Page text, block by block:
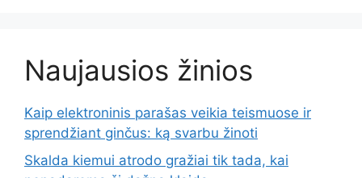
Naujausios žinios
Kaip elektroninis parašas veikia teismuose ir
sprendžiant ginčus: ką svarbu žinoti
Skalda kiemui atrodo gražiai tik tada, kai